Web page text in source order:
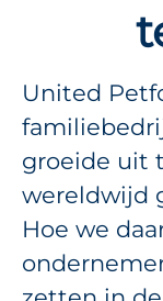
United
groeide uit
wereldwijd
Hoe we